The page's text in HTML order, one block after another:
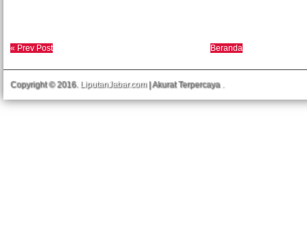
« Prev Post Beranda
Copyright © 2016. LiputanJabar.com| Akurat Terpercaya